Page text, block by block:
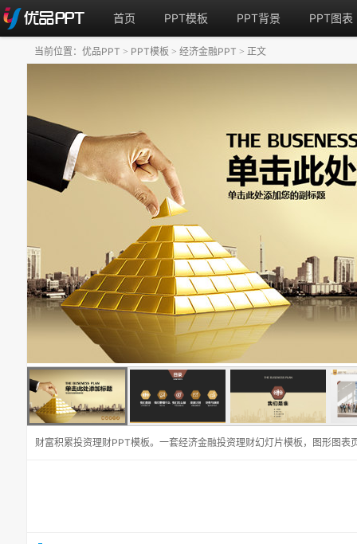
首页 PPT模板 PPT背景 PPT图表
财富积累投资理财PPT模板。一套经济金融投资理财幻灯片模板，图形图表
当前位置： 优品PPT > PPT模板 > 经济金融PPT > 正文